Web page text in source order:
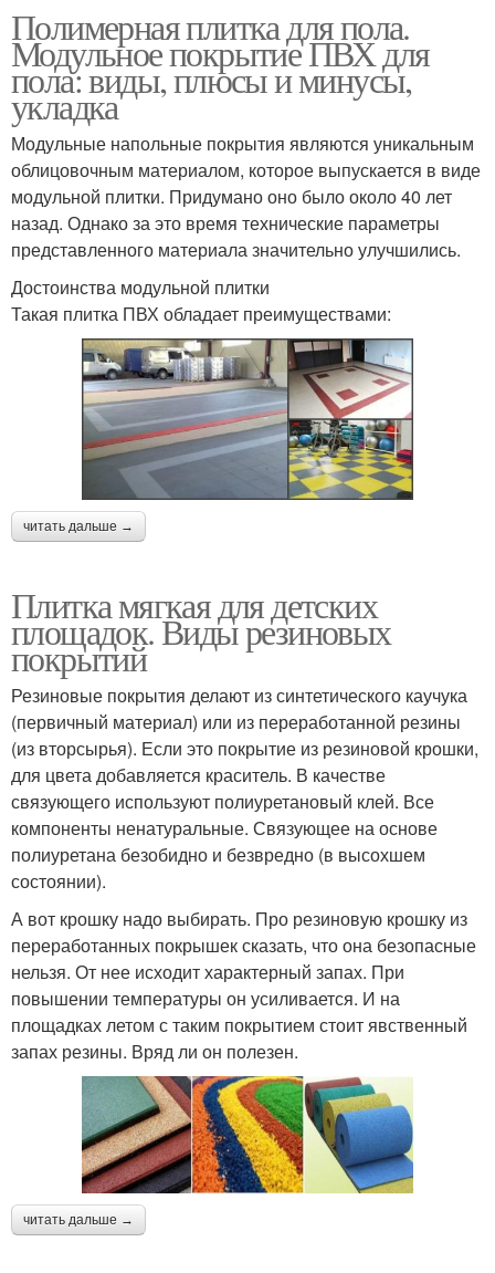
Полимерная плитка для пола.
Модульное покрытие ПВХ для
пола: виды, плюсы и минусы,
укладка
Модульные напольные покрытия являются уникальным
облицовочным материалом, которое выпускается в виде
модульной плитки. Придумано оно было около 40 лет
назад. Однако за это время технические параметры
представленного материала значительно улучшились.
Достоинства модульной плитки
Такая плитка ПВХ обладает преимуществами:
читать дальше →
Плитка мягкая для детских
площадок. Виды резиновых
покрытий
Резиновые покрытия делают из синтетического каучука
(первичный материал) или из переработанной резины
(из вторсырья). Если это покрытие из резиновой крошки,
для цвета добавляется краситель. В качестве
связующего используют полиуретановый клей. Все
компоненты ненатуральные. Связующее на основе
полиуретана безобидно и безвредно (в высохшем
состоянии).
А вот крошку надо выбирать. Про резиновую крошку из
переработанных покрышек сказать, что она безопасные
нельзя. От нее исходит характерный запах. При
повышении температуры он усиливается. И на
площадках летом с таким покрытием стоит явственный
запах резины. Вряд ли он полезен.
читать дальше →